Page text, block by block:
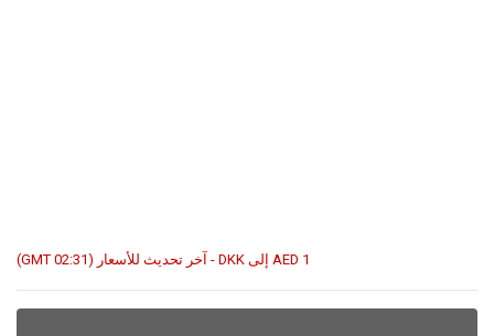
1 AED إلى DKK - آخر تحديث للأسعار (02:31 GMT)